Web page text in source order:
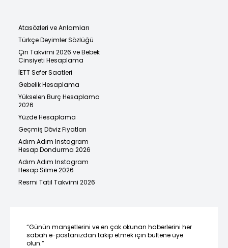
Atasözleri ve Anlamları
Türkçe Deyimler Sözlüğü
Çin Takvimi 2026 ve Bebek
Cinsiyeti Hesaplama
İETT Sefer Saatleri
Gebelik Hesaplama
Yükselen Burç Hesaplama
2026
Yüzde Hesaplama
Geçmiş Döviz Fiyatları
Adım Adım Instagram
Hesap Dondurma 2026
Adım Adım Instagram
Hesap Silme 2026
Resmi Tatil Takvimi 2026
“Günün manşetlerini ve en çok okunan haberlerini her
sabah e-postanızdan takip etmek için bültene üye
olun.”